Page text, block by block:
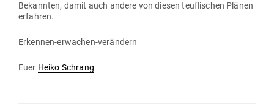
Bekannten, damit auch andere von diesen teuf­li­schen Plänen
erfahren.
Erkennen-erwachen-ver­ändern
Euer Heiko Schrang